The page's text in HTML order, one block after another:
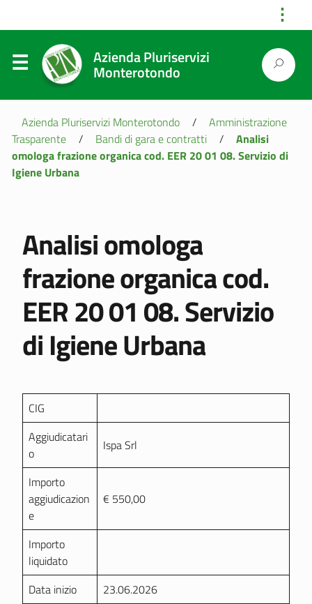
⋮
Azienda Pluriservizi
Monterotondo
Azienda Pluriservizi Monterotondo /
Amministrazione
Trasparente
/ Bandi di gara e contratti /
Analisi
omologa frazione organica cod. EER 20 01 08. Servizio di
Igiene Urbana
Analisi omologa
frazione organica cod.
EER 20 01 08. Servizio
di Igiene Urbana
CIG
Aggiudicatari
o
Ispa Srl
Importo
aggiudicazion
e
€ 550,00
Importo
liquidato
Data inizio
23.06.2026